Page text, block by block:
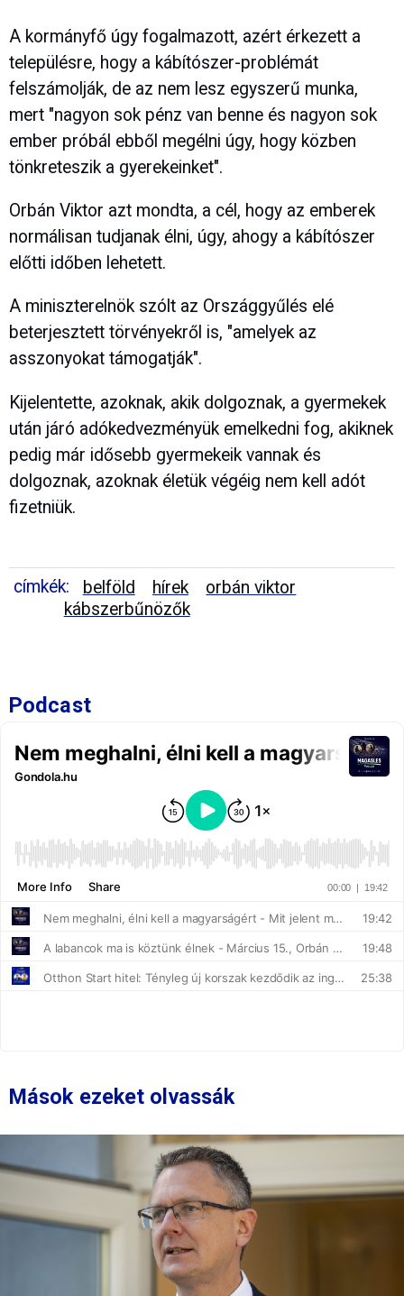
A kormányfő úgy fogalmazott, azért érkezett a
településre, hogy a kábítószer-problémát
felszámolják, de az nem lesz egyszerű munka,
mert "nagyon sok pénz van benne és nagyon sok
ember próbál ebből megélni úgy, hogy közben
tönkreteszik a gyerekeinket".
Orbán Viktor azt mondta, a cél, hogy az emberek
normálisan tudjanak élni, úgy, ahogy a kábítószer
előtti időben lehetett.
A miniszterelnök szólt az Országgyűlés elé
beterjesztett törvényekről is, "amelyek az
asszonyokat támogatják".
Kijelentette, azoknak, akik dolgoznak, a gyermekek
után járó adókedvezményük emelkedni fog, akiknek
pedig már idősebb gyermekeik vannak és
dolgoznak, azoknak életük végéig nem kell adót
fizetniük.
címkék: belföld hírek
orbán viktor
kábszerbűnözők
Podcast
Mások ezeket olvassák